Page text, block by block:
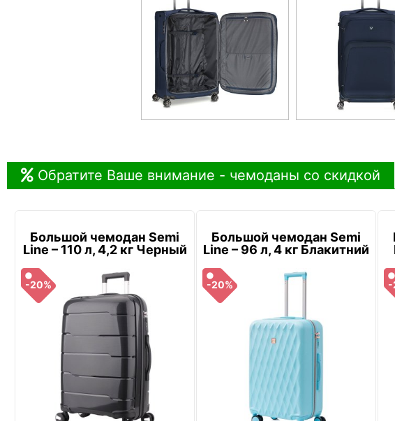
Обратите Ваше внимание - чемоданы со скидкой
Большой чемодан Semi
Line – 110 л, 4,2 кг Черный
-20%
Большой чемодан Semi
Line – 96 л, 4 кг Блакитний
-20% -